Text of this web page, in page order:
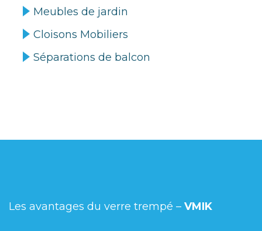
Meubles de jardin
Cloisons Mobiliers
Séparations de balcon
Les avantages du verre trempé – VMIK